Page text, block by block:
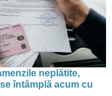
neplătite,
întâmplă acum cu